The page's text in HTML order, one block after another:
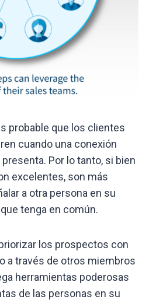
probable que los clientes
cuando una conexión
Por lo tanto, si bien
excelentes, son más
a otra persona en su
tenga en común.
los prospectos con
a través de otros miembros
herramientas poderosas
de las personas en su